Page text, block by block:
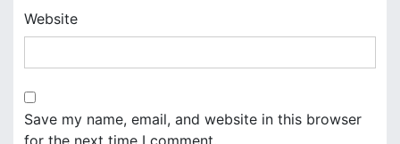
Website
Save my name, email, and website in this browser
for the next time I comment.